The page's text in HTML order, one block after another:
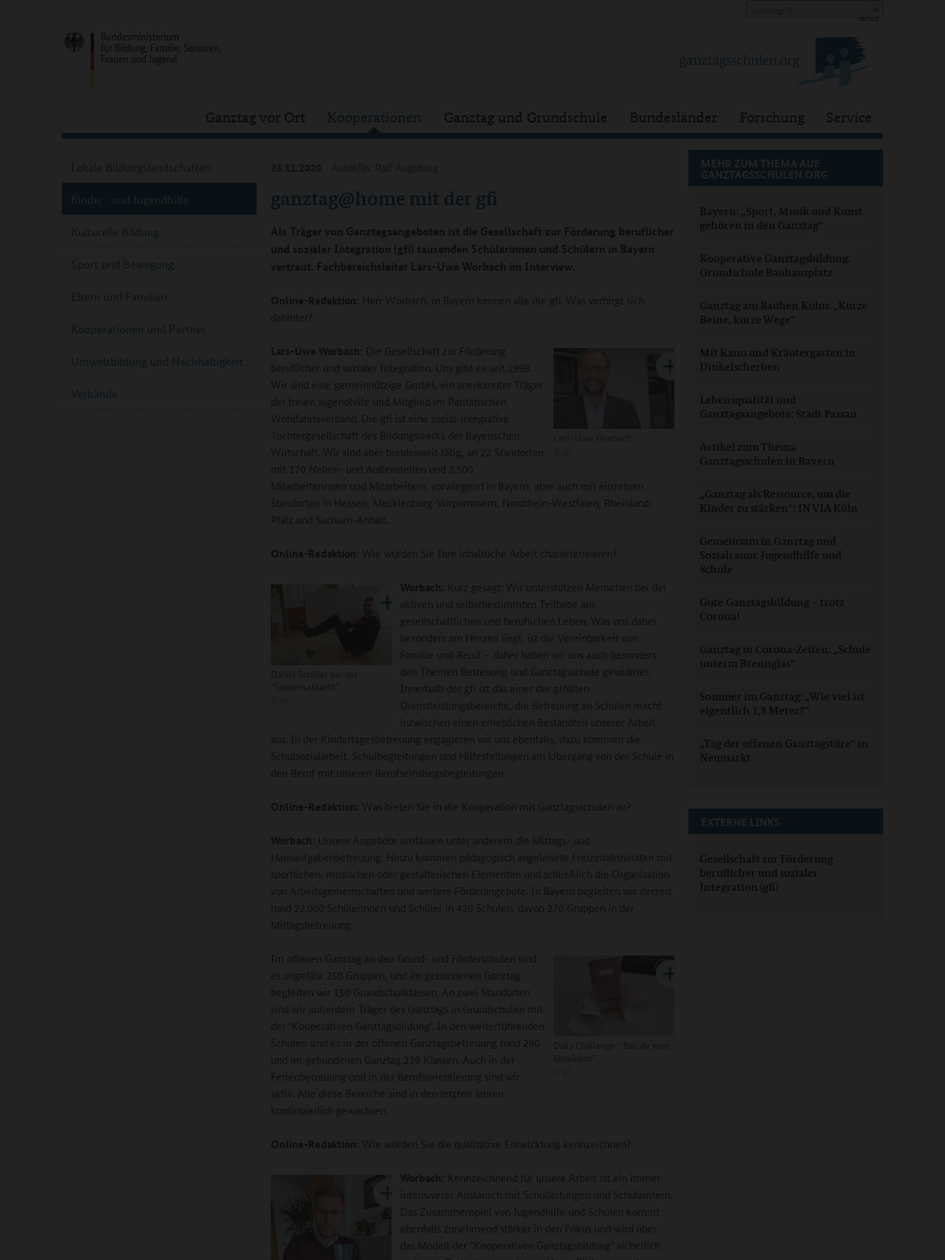
Ganztag vor Ort Kooperationen Ganztag und Grundschule Bundesländer Forschung Service
ganztag@home mit der gfi
23.11.2020 Autor/in: Ralf Augsburg
Als Träger von Ganztagsangeboten ist die Gesellschaft zur Förderung beruflicher
und sozialer Integration (gfi) tausenden Schülerinnen und Schülern in Bayern
vertraut. Fachbereichsleiter Lars-Uwe Worbach im Interview.
Online-Redaktion: Herr Worbach, in Bayern kennen alle die gfi. Was verbirgt sich
dahinter?
Lars-Uwe Worbach: Die Gesellschaft zur Förderung
beruflicher und sozialer Integration. Uns gibt es seit 1998.
Wir sind eine gemeinnützige GmbH, ein anerkannter Träger
der freien Jugendhilfe und Mitglied im Paritätischen
Wohlfahrtsverband. Die gfi ist eine sozial-integrative
Tochtergesellschaft des Bildungswerks der Bayerischen
Wirtschaft. Wir sind aber bundesweit tätig, an 22 Standorten
mit 170 Neben- und Außenstellen und 2.500
Mitarbeiterinnen und Mitarbeitern, vorwiegend in Bayern, aber auch mit einzelnen
Standorten in Hessen, Mecklenburg-Vorpommern, Nordrhein-Westfalen, Rheinland-
Pfalz und Sachsen-Anhalt.
Online-Redaktion: Wie würden Sie Ihre inhaltliche Arbeit charakterisieren?
Worbach: Kurz gesagt: Wir unterstützen Menschen bei der
aktiven und selbstbestimmten Teilhabe am
gesellschaftlichen und beruflichen Leben. Was uns dabei
besonders am Herzen liegt, ist die Vereinbarkeit von
Familie und Beruf – daher haben wir uns auch besonders
den Themen Betreuung und Ganztagsschule gewidmet.
Innerhalb der gfi ist das einer der größten
Dienstleistungsbereiche, die Betreuung an Schulen macht
inzwischen einen erheblichen Bestandteil unserer Arbeit
aus. In der Kindertagesbetreuung engagieren wir uns ebenfalls, dazu kommen die
Schulsozialarbeit, Schulbegleitungen und Hilfestellungen am Übergang von der Schule in
den Beruf mit unseren Berufseinstiegsbegleitungen.
Online-Redaktion: Was bieten Sie in die Kooperation mit Ganztagsschulen an?
Worbach: Unsere Angebote umfassen unter anderem die Mittags- und
Hausaufgabenbetreuung. Hinzu kommen pädagogisch angeleitete Freizeitaktivitäten mit
sportlichen, musischen oder gestalterischen Elementen und schließlich die Organisation
von Arbeitsgemeinschaften und weitere Förderangebote. In Bayern begleiten wir derzeit
rund 22.000 Schülerinnen und Schüler in 420 Schulen, davon 270 Gruppen in der
Mittagsbetreuung.
Im offenen Ganztag an den Grund- und Förderschulen sind
es ungefähr 250 Gruppen, und im gebundenen Ganztag
begleiten wir 150 Grundschulklassen. An zwei Standorten
sind wir außerdem Träger des Ganztags in Grundschulen mit
der "Kooperativen Ganztagsbildung". In den weiterführenden
Schulen sind es in der offenen Ganztagsbetreuung rund 280
und im gebundenen Ganztag 230 Klassen. Auch in der
Ferienbetreuung und in der Berufsorientierung sind wir
aktiv. Alle diese Bereiche sind in den letzten Jahren
kontinuierlich gewachsen.
Online-Redaktion: Wie würden Sie die qualitative Entwicklung kennzeichnen?
Worbach: Kennzeichnend für unsere Arbeit ist ein immer
intensiverer Austausch mit Schulleitungen und Schulämtern.
Das Zusammenspiel von Jugendhilfe und Schulen kommt
ebenfalls zunehmend stärker in den Fokus und wird über
das Modell der "Kooperativen Ganztagsbildung" sicherlich
MEHR ZUM THEMA AUF
GANZTAGSSCHULEN.ORG
Bayern: „Sport, Musik und Kunst
gehören in den Ganztag“
Kooperative Ganztagsbildung:
Grundschule Bauhausplatz
Ganztag am Rauhen Kulm: „Kurze
Beine, kurze Wege“
Mit Kanu und Kräutergarten in
Dinkelscherben
Lebensqualität und
Ganztagsangebote: Stadt Passau
Artikel zum Thema
Ganztagsschulen in Bayern
„Ganztag als Ressource, um die
Kinder zu stärken“: IN VIA Köln
Gemeinsam in Ganztag und
Sozialraum: Jugendhilfe und
Schule
Gute Ganztagsbildung – trotz
Corona!
Ganztag in Corona-Zeiten: „Schule
unterm Brennglas“
Sommer im Ganztag: „Wie viel ist
eigentlich 1,5 Meter?“
„Tag der offenen Ganztagstüre“ in
Neumarkt
EXTERNE LINKS
Gesellschaft zur Förderung
beruflicher und sozialer
Integration (gfi)
Lokale Bildungslandschaften
Kinder- und Jugendhilfe
Kulturelle Bildung
Sport und Bewegung
Eltern und Familien
Kooperationen und Partner
Umweltbildung und Nachhaltigkeit
Verbände